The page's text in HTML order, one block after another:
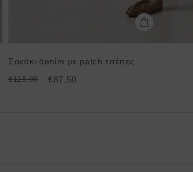
Σακάκι denim με patch τσέπες
€125,00 €87,50